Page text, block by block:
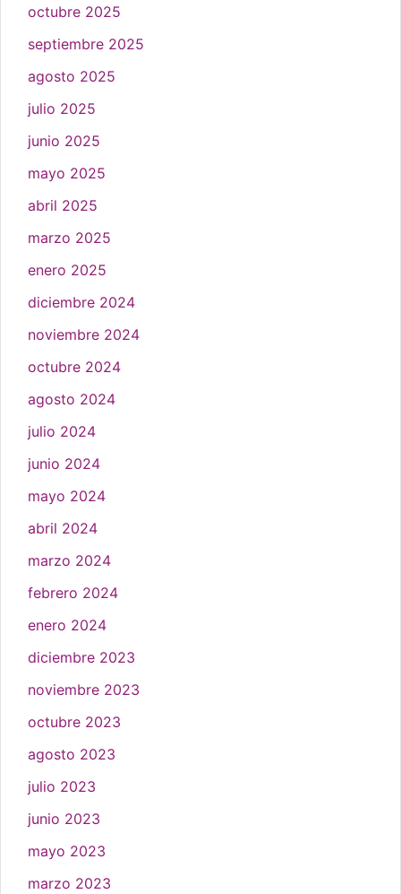
octubre 2025
septiembre 2025
agosto 2025
julio 2025
junio 2025
mayo 2025
abril 2025
marzo 2025
enero 2025
diciembre 2024
noviembre 2024
octubre 2024
agosto 2024
julio 2024
junio 2024
mayo 2024
abril 2024
marzo 2024
febrero 2024
enero 2024
diciembre 2023
noviembre 2023
octubre 2023
agosto 2023
julio 2023
junio 2023
mayo 2023
marzo 2023